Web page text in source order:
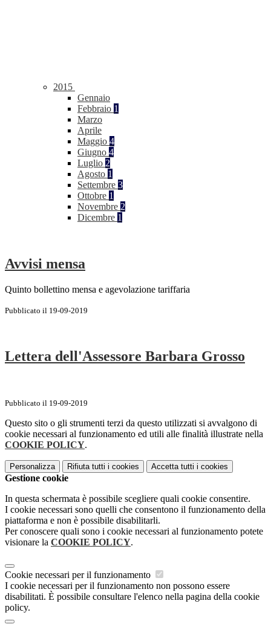
2015
Gennaio
Febbraio 1
Marzo
Aprile
Maggio 4
Giugno 4
Luglio 2
Agosto 1
Settembre 3
Ottobre 1
Novembre 2
Dicembre 1
Avvisi mensa
Quinto bollettino mensa e agevolazione tariffaria
Pubblicato il 19-09-2019
Lettera dell'Assessore Barbara Grosso
Pubblicato il 19-09-2019
Questo sito o gli strumenti terzi da questo utilizzati si avvalgono di
cookie necessari al funzionamento ed utili alle finalità illustrate nella
COOKIE POLICY.
Personalizza Rifiuta tutti i cookies Accetta tutti i cookies
Gestione cookie
In questa schermata è possibile scegliere quali cookie consentire.
I cookie necessari sono quelli che consentono il funzionamento della
piattaforma e non è possibile disabilitarli.
Per conoscere quali sono i cookie necessari al funzionamento potete
visionare la COOKIE POLICY.
Cookie necessari per il funzionamento
I cookie necessari per il funzionamento non possono essere
disabilitati. È possibile consultare l'elenco nella pagina della cookie
policy.